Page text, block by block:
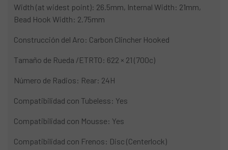
Width (at widest point): 26.5mm, Internal Width: 21mm,
Bead Hook Width: 2.75mm
Construcción del Aro: Carbon Clincher Hooked
Tamaño de Rueda /ETRTO: 622 × 21 (700c)
Número de Radios: Rear: 24H
Compatibilidad con Tubeless: Yes
Compatibilidad con Mousse: Yes
Compatibilidad con Frenos: Disc (Centerlock)